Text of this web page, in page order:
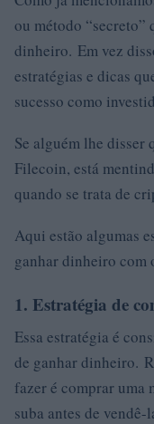
ou método “secreto”
dinheiro. Em vez
estratégias e dicas
sucesso como
Se alguém lhe disser
Filecoin, está
quando se trata de
Aqui estão algumas
ganhar dinheiro com
1. Estratégia de
Essa estratégia é
de ganhar dinheiro.
fazer é comprar uma
suba antes de vendê-